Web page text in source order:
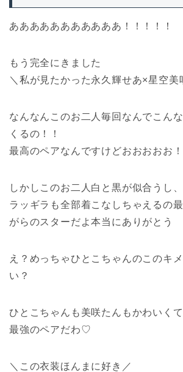
あああああああああああ！！！！！
もう完全にきました
＼私が見たかった永久輝せあ×星空美
なんなんこのお二人毎回なんでこん
くるの！！
最高のペアなんですけどおおおおお！
しかしこのお二人白と黒が似合うし
ラッギラも全部着こなしちゃえるの
がらのスターだよ本当にありがとう
え？めっちゃひとこちゃんのこのキ
い？
ひとこちゃんも美咲たんもかわいく
最強のペアだわ♡
＼この衣装ほんまに好き／